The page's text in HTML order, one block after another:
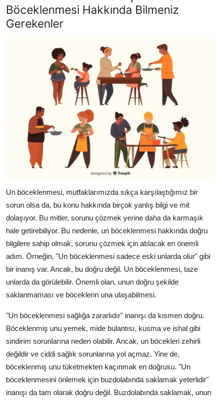
Böceklenmesi Hakkında Bilmeniz
Gerekenler
Un böceklenmesi, mutfaklarımızda sıkça karşılaştığımız bir
sorun olsa da, bu konu hakkında birçok yanlış bilgi ve mit
dolaşıyor. Bu mitler, sorunu çözmek yerine daha da karmaşık
hale getirebiliyor. Bu nedenle, un böceklenmesi hakkında doğru
bilgilere sahip olmak, sorunu çözmek için atılacak en önemli
adım. Örneğin, "Un böceklenmesi sadece eski unlarda olur" gibi
bir inanış var. Ancak, bu doğru değil. Un böceklenmesi, taze
unlarda da görülebilir. Önemli olan, unun doğru şekilde
saklanmaması ve böceklerin una ulaşabilmesi.
"Un böceklenmesi sağlığa zararlıdır" inanışı da kısmen doğru.
Böceklenmiş unu yemek, mide bulantısı, kusma ve ishal gibi
sindirim sorunlarına neden olabilir. Ancak, un böcekleri zehirli
değildir ve ciddi sağlık sorunlarına yol açmaz. Yine de,
böceklenmiş unu tüketmekten kaçınmak en doğrusu. "Un
böceklenmesini önlemek için buzdolabında saklamak yeterlidir"
inanışı da tam olarak doğru değil. Buzdolabında saklamak, unun